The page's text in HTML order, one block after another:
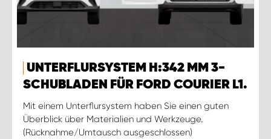
UNTERFLURSYSTEM H:342 MM 3-
SCHUBLADEN FÜR FORD COURIER L1.
Mit einem Unterflursystem haben Sie einen guten
Überblick über Materialien und Werkzeuge.
(Rücknahme/Umtausch ausgeschlossen)